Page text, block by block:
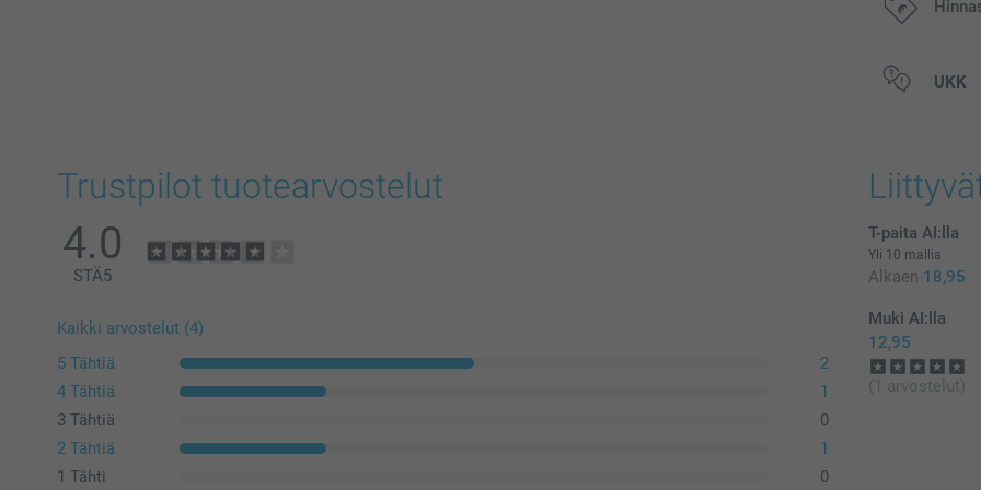
Kaikki hinnat
UKK
Pese
Trustpilot tuotearvostelut
4.0
STÄ5
Kaikki arvostelut (4)
5 Tähtiä
2
4 Tähtiä
1
3 Tähtiä
0
2 Tähtiä
1
1 Tähti
0
T-paita AI:lla
Yli 10 mallia
Alkaen 18,95
Muki AI:lla
12,95
(1 arvostelut)